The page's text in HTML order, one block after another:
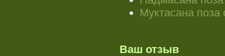
Муктасана
Ваш отзыв